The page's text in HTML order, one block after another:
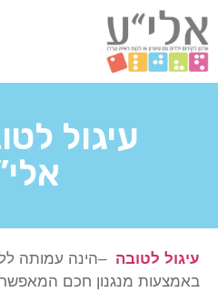
עיגול
עיגול לטובה –הינה עמותה
באמצעות מנגנון חכם